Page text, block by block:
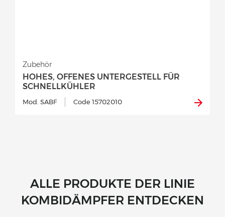
HOHES, OFFENES UNTERGESTELL FÜR
SCHNELLKÜHLER
Zubehör
Mod. SABF Code 15702010
ALLE PRODUKTE DER LINIE
KOMBIDÄMPFER ENTDECKEN